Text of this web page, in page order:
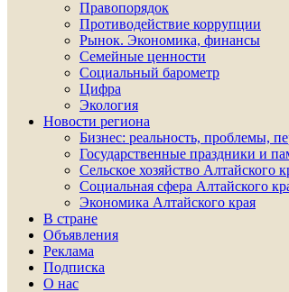
Правопорядок
Противодействие коррупции
Рынок. Экономика, финансы
Семейные ценности
Социальный барометр
Цифра
Экология
Новости региона
Бизнес: реальность, проблемы,
Государственные праздники и
Сельское хозяйство Алтайского
Социальная сфера Алтайского
Экономика Алтайского края
В стране
Объявления
Реклама
Подписка
О нас